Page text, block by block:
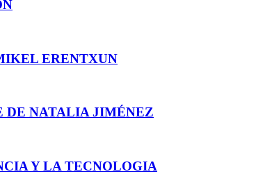
ERENTXUN
DE NATALIA JIMÉNEZ
Y LA TECNOLOGIA